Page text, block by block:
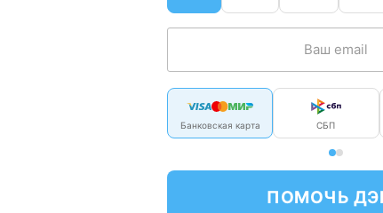
Банковская карта СБП
ПОМОЧЬ